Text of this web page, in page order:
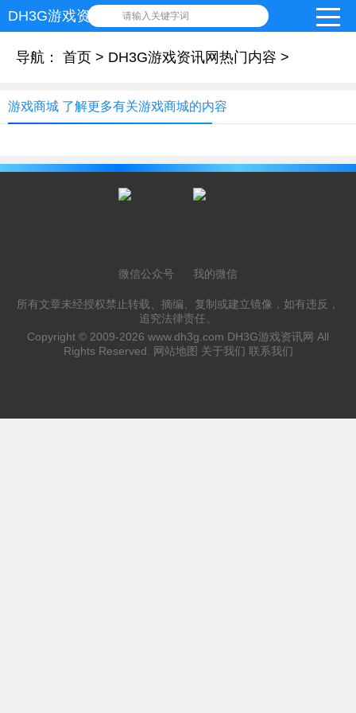
DH3G游戏资讯网 请输入关键字词
导航： 首页 > DH3G游戏资讯网热门内容 >
游戏商城 了解更多有关游戏商城的内容
微信公众号 我的微信
所有文章未经授权禁止转载、摘编、复制或建立镜像，如有违反，
追究法律责任。
Copyright © 2009-2026 www.dh3g.com DH3G游戏资讯网 All
Rights Reserved.
网站地图 关于我们 联系我们